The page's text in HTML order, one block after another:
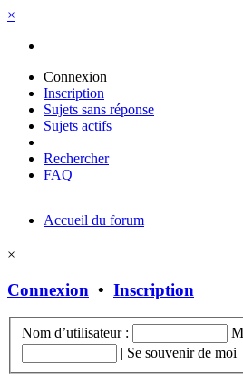
×
Connexion
Inscription
Sujets sans réponse
Sujets actifs
Rechercher
FAQ
Accueil du forum
×
Connexion • Inscription
Nom d’utilisateur :
| Se souvenir de moi